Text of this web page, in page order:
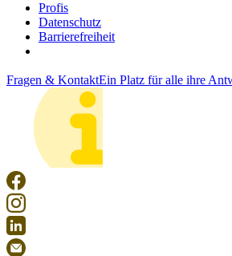
Profis
Datenschutz
Barrierefreiheit
Fragen & KontaktEin Platz für alle ihre